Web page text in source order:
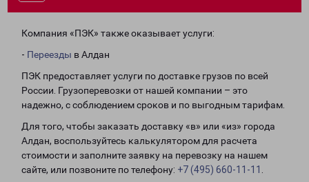
Компания «ПЭК» также оказывает услуги:
- Переезды в Алдан
ПЭК предоставляет услуги по доставке грузов по всей
России. Грузоперевозки от нашей компании – это
надежно, с соблюдением сроков и по выгодным тарифам.
Для того, чтобы заказать доставку «в» или «из» города
Алдан, воспользуйтесь калькулятором для расчета
стоимости и заполните заявку на перевозку на нашем
сайте, или позвоните по телефону: +7 (495) 660-11-11